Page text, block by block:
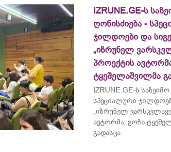
IZRUNE.GE-ს
ღონისძიება -
ჯილდოები და
„იზრუნელ
პროექტის
ტყეშელაშვილმა
IZRUNE.GE-ს
სპეციალური
„იზრუნელ
ავტორმა, გოჩა
გადასცა